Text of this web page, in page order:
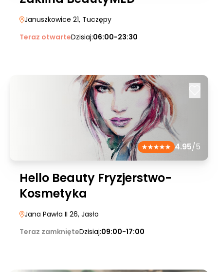
Januszkowice 21, Tuczępy
Teraz otwarteDzisiaj:06:00-23:30
4.95/5
Hello Beauty Fryzjerstwo-
Kosmetyka
Jana Pawła II 26, Jasło
Teraz zamknięteDzisiaj:09:00-17:00